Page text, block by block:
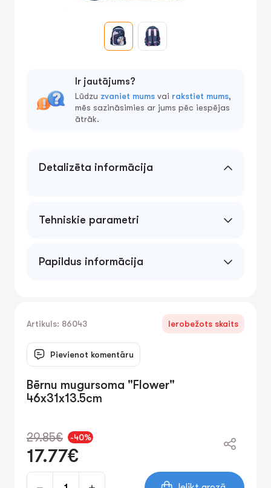
Ir jautājums?
Lūdzu zvaniet mums vai rakstiet mums,
mēs sazināsimies ar jums pēc iespējas
ātrāk.
Detalizēta informācija
Tehniskie parametri
Papildus informācija
Artikuls: 86043 Ierobežots skaits
Pievienot komentāru
Bērnu mugursoma "Flower"
46x31x13.5cm
29.85€ -40%
17.77€